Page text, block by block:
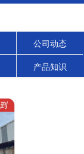
公司动态
产品知识